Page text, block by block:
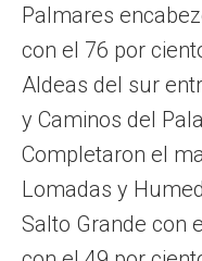
Palmares
con el 76 por
Aldeas del sur
y Caminos del
Completaron el
Lomadas y
Salto Grande con